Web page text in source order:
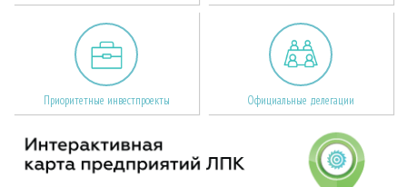
Приоритетные инвестпроекты Официальные делегации